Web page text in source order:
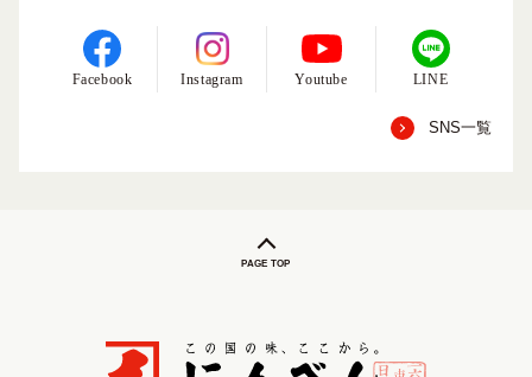
Facebook Instagram Youtube LINE
SNS一覧
PAGE TOP